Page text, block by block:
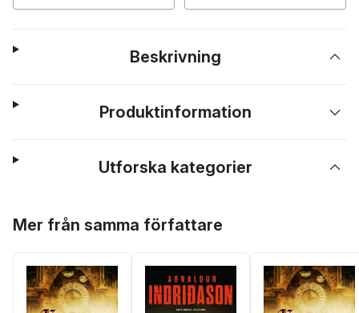
Beskrivning
Produktinformation
Utforska kategorier
Mer från samma författare